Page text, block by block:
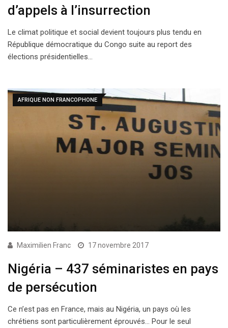
d’appels à l’insurrection
Le climat politique et social devient toujours plus tendu en
République démocratique du Congo suite au report des
élections présidentielles…
AFRIQUE NON FRANCOPHONE
Maximilien Franc 17 novembre 2017
Nigéria – 437 séminaristes en pays
de persécution
Ce n’est pas en France, mais au Nigéria, un pays où les
chrétiens sont particulièrement éprouvés… Pour le seul